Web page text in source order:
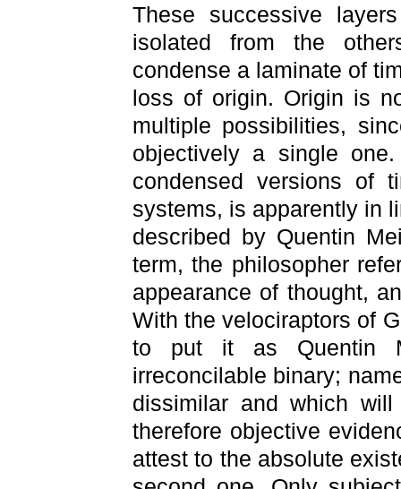
These successive
isolated from the
condense a laminate of
loss of origin. Origin is
multiple possibilities,
objectively a single
condensed versions of
systems, is apparently in
described by Quentin
term, the philosopher
appearance of thought,
With the velociraptors of
to put it as Quentin
irreconcilable binary;
dissimilar and which
therefore objective
attest to the absolute